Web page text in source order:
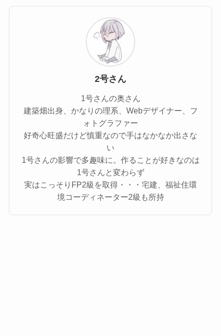
2号さん
1号さんの奥さん
建築畑出身、かなりの理系、Webデザイナー、フ
ォトグラファー
好奇心旺盛だけど慎重なので手はなかなか出さな
い
1号さんの影響で多趣味に。作ることが好きなのは
1号さんと変わらず
実はこっそりFP2級を取得・・・宅建、福祉住環
境コーディネーター2級も所持